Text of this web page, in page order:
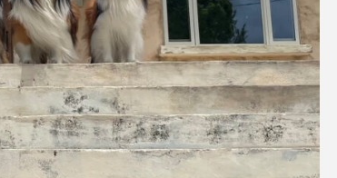
な
【関西】愛犬とSUPを楽しめるおすすめス
ポット5選！琵琶湖・淡路島で水上散歩を